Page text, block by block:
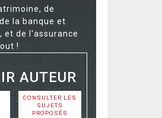
de
la banque et
et de l'assurance
!
AUTEUR
CONSULTER LES
SUJETS
PROPOSÉS